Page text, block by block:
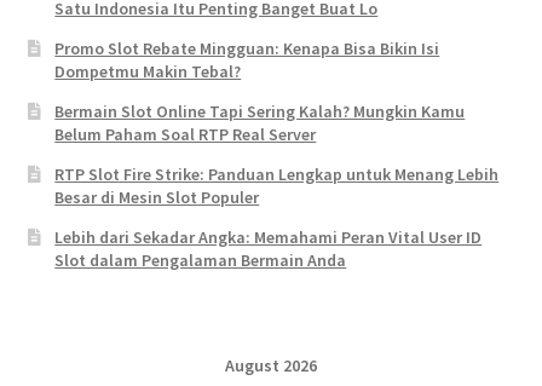
Satu Indonesia Itu Penting Banget Buat Lo
Promo Slot Rebate Mingguan: Kenapa Bisa Bikin Isi
Dompetmu Makin Tebal?
Bermain Slot Online Tapi Sering Kalah? Mungkin Kamu
Belum Paham Soal RTP Real Server
RTP Slot Fire Strike: Panduan Lengkap untuk Menang Lebih
Besar di Mesin Slot Populer
Lebih dari Sekadar Angka: Memahami Peran Vital User ID
Slot dalam Pengalaman Bermain Anda
August 2026